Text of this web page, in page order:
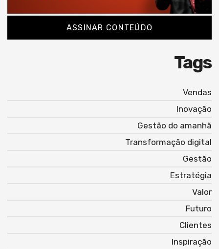
ASSINAR CONTEÚDO
Tags
Vendas
Inovação
Gestão do amanhã
Transformação digital
Gestão
Estratégia
Valor
Futuro
Clientes
Inspiração